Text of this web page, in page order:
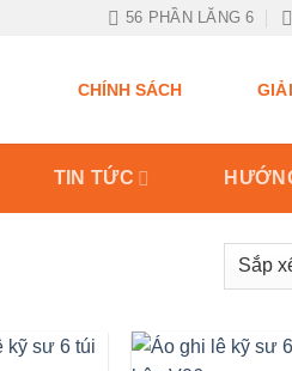
56 PHẦN LĂNG 6
CHÍNH SÁCH
TIN TỨC